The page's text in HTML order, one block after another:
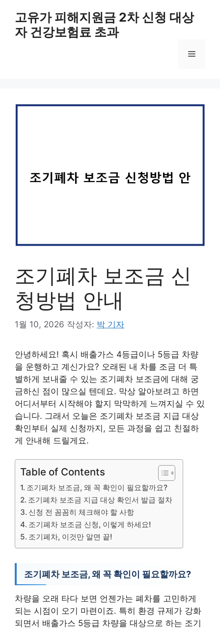
고유가 피해지원금 2차 신청 대상
자 건강보험료 초과
메
조기폐차 보조금 신
청방법 안내
1월 10, 2026 작성자: 박 기자
안녕하세요! 혹시 배출가스 4등급이나 5등급 차량
을 운행하고 계신가요? 오래된 내 차를 조금 더 특
별하게 보내줄 수 있는 조기폐차 보조금에 대해 궁
금하신 점이 많으실 텐데요. 막상 알아보려고 하면
어디서부터 시작해야 할지 막막하게 느껴지실 수 있
습니다. 그래서 오늘은 조기폐차 보조금 지급 대상
확인부터 실제 신청까지, 모든 과정을 쉽고 친절하
게 안내해 드릴게요.
Table of Contents
조기폐차 보조금, 왜 꼭 확인이 필요할까요?
조기폐차 보조금 지급 대상 확인서 발급 절차
신청 전 꼼꼼히 체크해야 할 사항
조기폐차 보조금 신청, 이렇게 하세요!
조기폐차, 이것만 알면 끝!
조기폐차 보조금, 왜 꼭 확인이 필요할까요?
차량을 오래 타다 보면 언젠가는 폐차를 고민하게
되는 시점이 오기 마련이죠. 특히 환경 규제가 강화
되면서 배출가스 5등급 차량을 대상으로 하는 조기